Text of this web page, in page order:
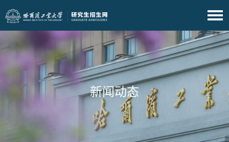
新闻动态